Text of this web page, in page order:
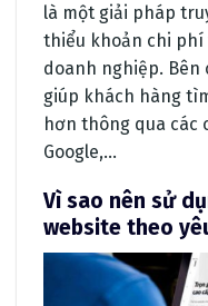
là một giải pháp
thiểu khoản chi phí
doanh nghiệp. Bên
giúp khách hàng
hơn thông qua các
Google,…
Vì sao nên sử
website theo